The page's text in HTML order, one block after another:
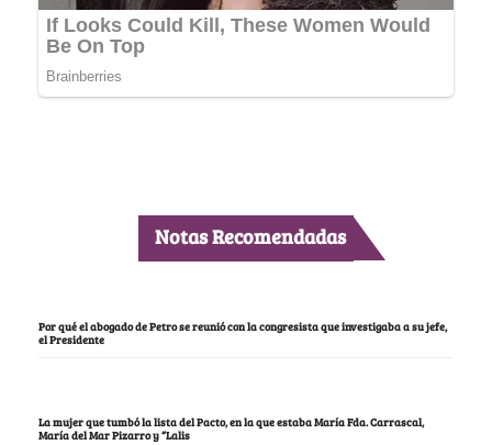
Notas Recomendadas
Por qué el abogado de Petro se reunió con la congresista que investigaba a su jefe,
el Presidente
La mujer que tumbó la lista del Pacto, en la que estaba María Fda. Carrascal,
María del Mar Pizarro y “Lalis